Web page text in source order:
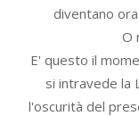
diventano
O
E' questo il
si intravede la
l'oscurità del